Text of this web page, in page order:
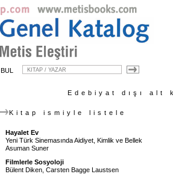
BUL
Edebiyat dışı
Kitap ismiyle listele
Hayalet Ev
Yeni Türk Sinemasında Aidiyet, Kimlik ve Bellek
Asuman Suner
Filmlerle Sosyoloji
Bülent Diken Carsten Bagge Laustsen